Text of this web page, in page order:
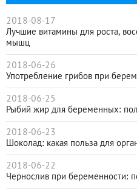
2018-08-17
Лучшие витамины для роста,
мышц
2018-06-26
Употребление грибов при
2018-06-25
Рыбий жир для беременных:
2018-06-23
Шоколад: какая польза для
2018-06-22
Чернослив при беременности: